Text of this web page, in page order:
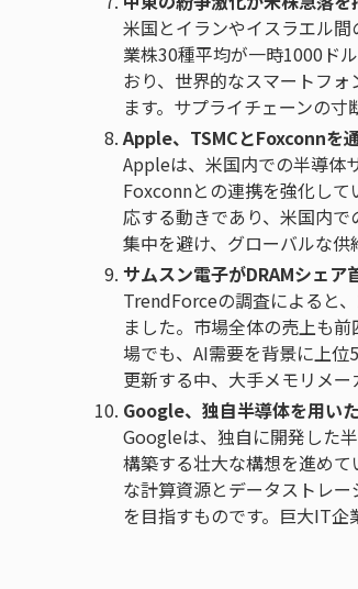
米国とイランやイスラエル
業株30種平均が一時1000ド
おり、世界的なスマートフ
ます。サプライチェーンの
Apple、TSMCとFoxconnを
Appleは、米国内での半導体
Foxconnとの連携を強化し
応する動きであり、米国内
集中を避け、グローバルな供
サムスン電子がDRAMシェア
TrendForceの調査によると
ました。市場全体の売上も
場でも、AI需要を背景に上
更新する中、大手メモリメー
Google、独自半導体を用い
Googleは、独自に開発した
構築する壮大な構想を進め
な計算資源とデータストレ
を目指すものです。巨大IT企